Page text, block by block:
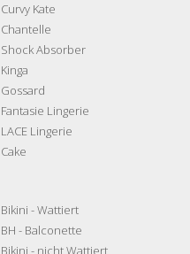
Curvy Kate
Chantelle
Shock Absorber
Kinga
Gossard
Fantasie Lingerie
LACE Lingerie
Cake
Bikini - Wattiert
BH - Balconette
Bikini - nicht Wattiert